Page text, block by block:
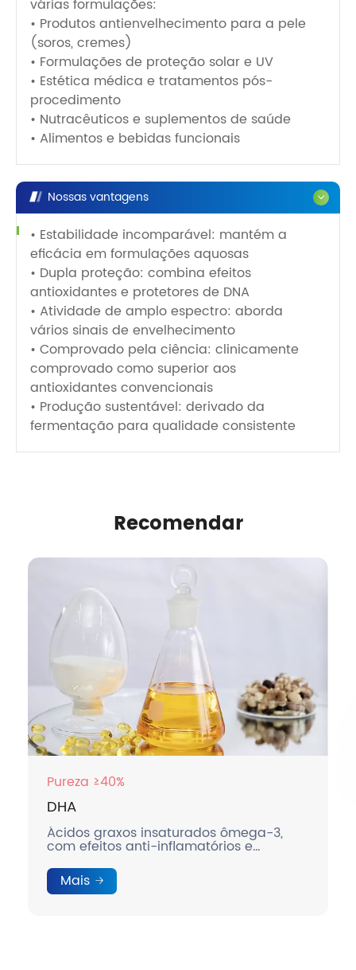
várias formulações:
• Produtos antienvelhecimento para a pele
(soros, cremes)
• Formulações de proteção solar e UV
• Estética médica e tratamentos pós-
procedimento
• Nutracêuticos e suplementos de saúde
• Alimentos e bebidas funcionais
Nossas vantagens
• Estabilidade incomparável: mantém a
eficácia em formulações aquosas
• Dupla proteção: combina efeitos
antioxidantes e protetores de DNA
• Atividade de amplo espectro: aborda
vários sinais de envelhecimento
• Comprovado pela ciência: clinicamente
comprovado como superior aos
antioxidantes convencionais
• Produção sustentável: derivado da
fermentação para qualidade consistente
Recomendar
Pureza ≥40%
DHA
Ácidos graxos insaturados ômega-3,
com efeitos anti-inflamatórios e
Mais